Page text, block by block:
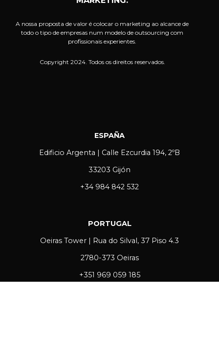
A nossa proposta de valor é colocar o marketing ao alcance de
todo o tipo de empresas num modelo de outsourcing com
profissionais experientes.
Copyright 2024. Todos os direitos reservados.
ESPAÑA
Edificio Argenta | Calle Ezcurdia 194, 2ºB
33203 Gijón
+34 984 842 532
PORTUGAL
Oeiras Tower | Rua do Silval, 37 Piso 4.3
2780-373 Oeiras
+351 969 059 185